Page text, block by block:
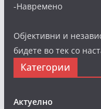
-Навремено
Објективни и
бидете во тек со
Категории
Актуелно